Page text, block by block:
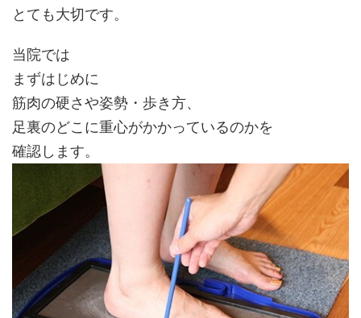
とても大切です。
当院では
まずはじめに
筋肉の硬さや姿勢・歩き方、
足裏のどこに重心がかかっているのかを
確認します。